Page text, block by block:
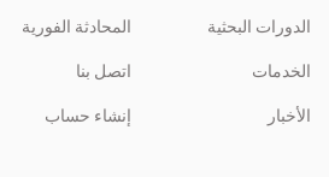
الدورات البحثية
الخدمات
الأخبار
المحادثة الفورية
اتصل بنا
إنشاء حساب